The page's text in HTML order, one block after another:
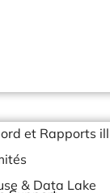
et Rapports
& Data Lake